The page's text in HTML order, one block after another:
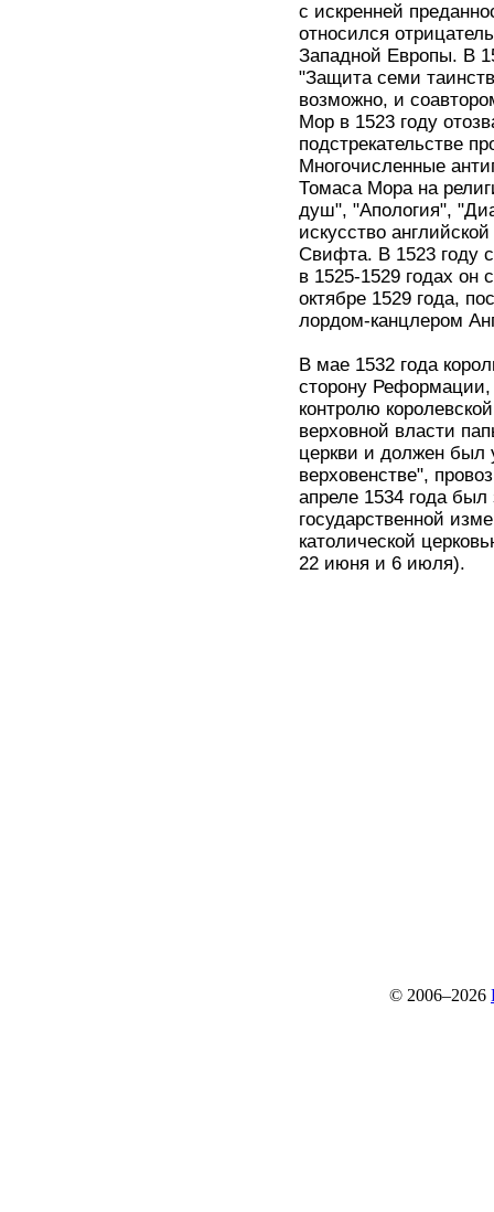
с искренней
относился
Западной Европы. В
"Защита семи
возможно, и
Мор в 1523 году
подстрекательстве
Многочисленные
Томаса Мора на
душ", "Апология",
искусство
Свифта. В 1523 году
в 1525-1529 годах он
октябре 1529 года,
лордом-канцлером
В мае 1532 года
сторону Реформации,
контролю
верховной власти
церкви и должен был
верховенстве",
апреле 1534 года
государственной
католической
22 июня и 6 июля).
© 2006–2026